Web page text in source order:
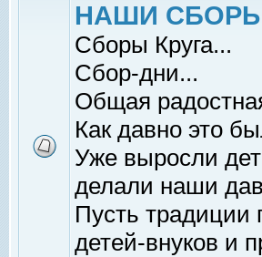
НАШИ СБОРЫ
Сборы Круга...
Сбор-дни...
Общая
Как давно это
Уже выросли
делали наши
Пусть
детей-внуков и